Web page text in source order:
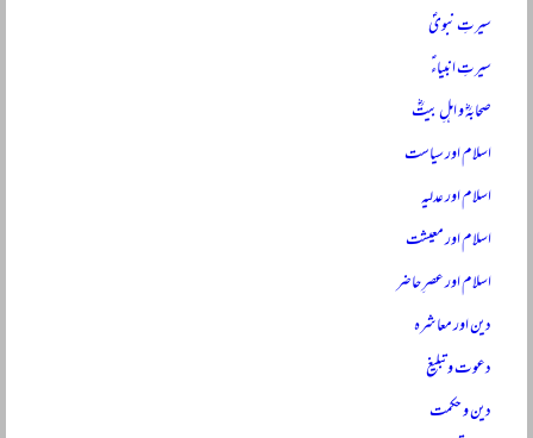
سیرتِ نبویؐ
سیرتِ انبیاءؑ
صحابہؓ و اہلِ بیتؓ
اسلام اور سیاست
اسلام اور عدلیہ
اسلام اور معیشت
اسلام اور عصرِ حاضر
دین اور معاشرہ
دعوت و تبلیغ
دین و حکمت